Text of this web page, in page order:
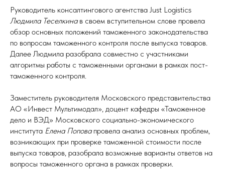
Руководитель консалтингового агентства Just Logistics
Людмила Теселкинав своем вступительном слове провела
обзор основных положений таможенного законодательства
по вопросам таможенного контроля после выпуска товаров.
Далее Людмила разобрала совместно с участниками
алгоритмы работы с таможенными органами в рамках пост-
таможенного контроля.
Заместитель руководителя Московского представительства
АО «Инвест Мультимодал», доцент кафедры «Таможенное
дело и ВЭД» Московского социально-экономического
института Елена Поповапровела анализ основных проблем,
возникающих при проверке таможенной стоимости после
выпуска товаров, разобрала возможные варианты ответов на
вопросы таможенного органа в рамках проверки.